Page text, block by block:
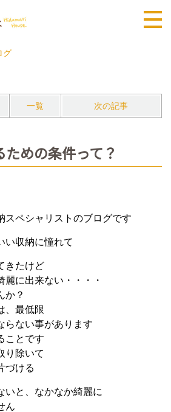
グ
一覧 次の記事
めの条件って？
スペシャリストのブログです
い収納に憧れて
きたけど
麗に出来ない・・・・
か？
、最低限
らない事があります
ことです
り除いて
づける
いと、なかなか綺麗に
ん